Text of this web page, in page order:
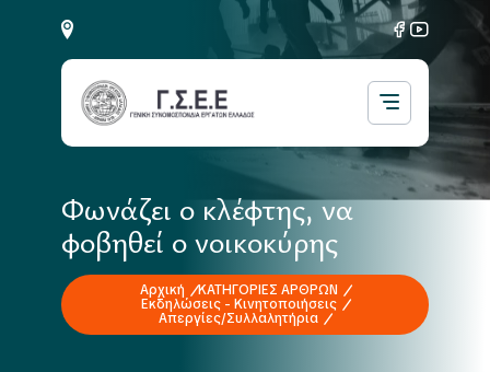
Φωνάζει ο κλέφτης, να
φοβηθεί ο νοικοκύρης
Αρχική
ΚΑΤΗΓΟΡΙΕΣ ΑΡΘΡΩΝ
Εκδηλώσεις - Κινητοποιήσεις
Απεργίες/Συλλαλητήρια